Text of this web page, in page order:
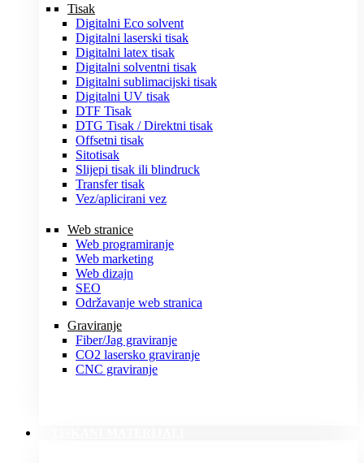
Tisak
Digitalni Eco solvent
Digitalni laserski tisak
Digitalni latex tisak
Digitalni solventni tisak
Digitalni sublimacijski tisak
Digitalni UV tisak
DTF Tisak
DTG Tisak / Direktni tisak
Offsetni tisak
Sitotisak
Slijepi tisak ili blindruck
Transfer tisak
Vez/aplicirani vez
Web stranice
Web programiranje
Web marketing
Web dizajn
SEO
Održavanje web stranica
Graviranje
Fiber/Jag graviranje
CO2 lasersko graviranje
CNC graviranje